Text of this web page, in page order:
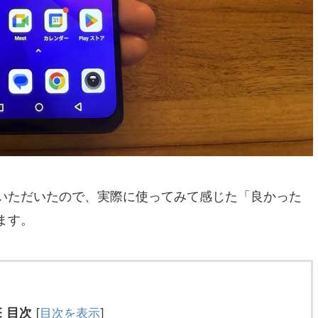
だいたので、実際に使ってみて感じた「良かった
。
目次 [目次を表示]